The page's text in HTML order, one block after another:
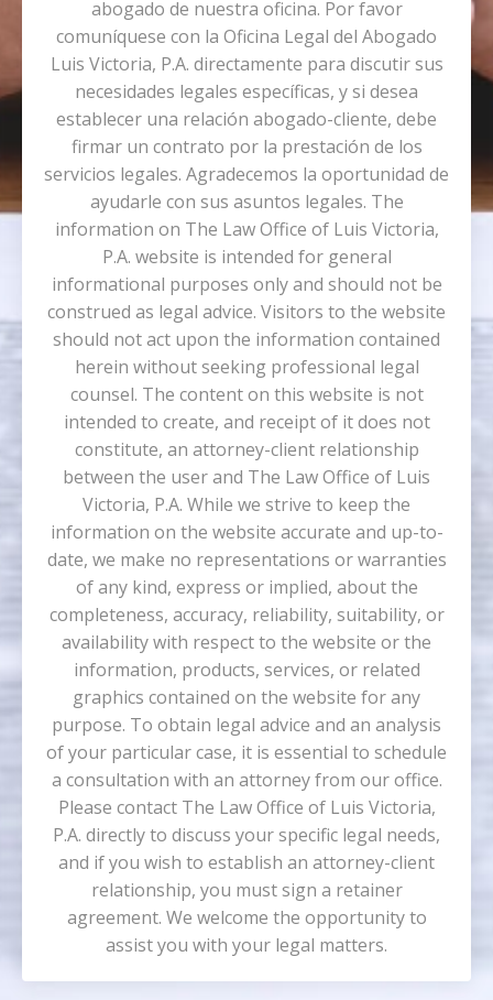
abogado de nuestra oficina. Por favor
comuníquese con la Oficina Legal del Abogado
Luis Victoria, P.A. directamente para discutir sus
necesidades legales específicas, y si desea
establecer una relación abogado-cliente, debe
firmar un contrato por la prestación de los
servicios legales. Agradecemos la oportunidad de
ayudarle con sus asuntos legales. The
information on The Law Office of Luis Victoria,
P.A. website is intended for general
informational purposes only and should not be
construed as legal advice. Visitors to the website
should not act upon the information contained
herein without seeking professional legal
counsel. The content on this website is not
intended to create, and receipt of it does not
constitute, an attorney-client relationship
between the user and The Law Office of Luis
Victoria, P.A. While we strive to keep the
information on the website accurate and up-to-
date, we make no representations or warranties
of any kind, express or implied, about the
completeness, accuracy, reliability, suitability, or
availability with respect to the website or the
information, products, services, or related
graphics contained on the website for any
purpose. To obtain legal advice and an analysis
of your particular case, it is essential to schedule
a consultation with an attorney from our office.
Please contact The Law Office of Luis Victoria,
P.A. directly to discuss your specific legal needs,
and if you wish to establish an attorney-client
relationship, you must sign a retainer
agreement. We welcome the opportunity to
assist you with your legal matters.